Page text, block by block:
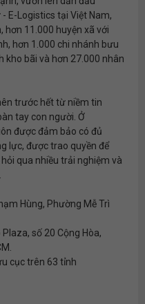
E-Logistics tại Việt Nam,
hơn 11.000 huyện xã với
hơn 1.000 chi nhánh bưu
kho bãi và hơn 27.000 nhân
trước hết từ niềm tin
tay con người. Ở
được đảm bảo có đủ
lực, được trao quyền để
qua nhiều trải nghiệm và
Hùng, Phường Mễ Trì
số 20 Cộng Hòa,
cục trên 63 tỉnh